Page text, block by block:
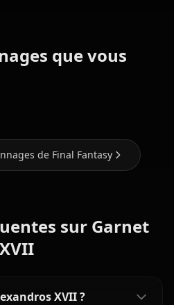
que vous
de Final Fantasy
sur Garnet
XVII ?